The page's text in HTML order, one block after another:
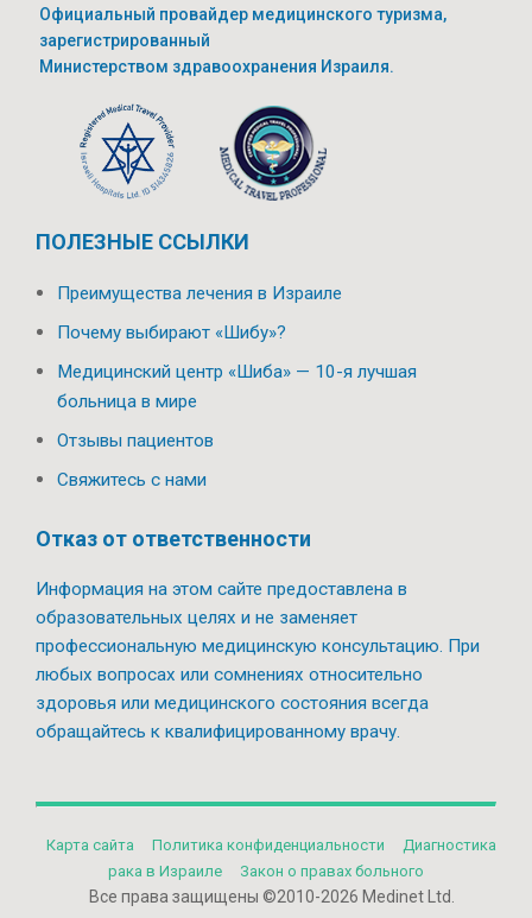
Официальный провайдер медицинского туризма,
зарегистрированный
Министерством здравоохранения Израиля.
ПОЛЕЗНЫЕ ССЫЛКИ
Преимущества лечения в Израиле
Почему выбирают «Шибу»?
Медицинский центр «Шиба» — 10-я лучшая
больница в мире
Отзывы пациентов
Свяжитесь с нами
Отказ от ответственности
Информация на этом сайте предоставлена в
образовательных целях и не заменяет
профессиональную медицинскую консультацию. При
любых вопросах или сомнениях относительно
здоровья или медицинского состояния всегда
обращайтесь к квалифицированному врачу.
Карта сайта Политикa конфиденциальности
Диагностика
рака в Израиле
Закон о правах больного
Все права защищены ©2010-2026 Medinet Ltd.